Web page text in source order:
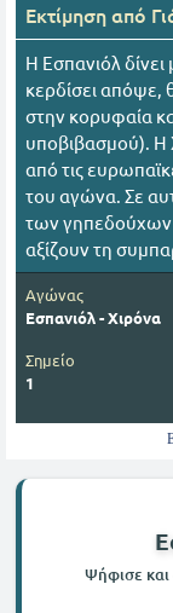
Εκτίμηση από
Η Εσπανιόλ
κερδίσει απόψε,
στην κορυφαία
υποβιβασμού). Η
από τις
του αγώνα. Σε
των γηπεδούχων
αξίζουν τη
Αγώνας
Εσπανιόλ - Χιρόνα
Σημείο
1
Ψήφισε